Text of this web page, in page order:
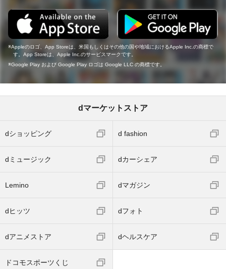
Appleのロゴ、App Storeは、米国もしくはその他の国や地域におけるApple Inc.の商標で
す。App Storeは、Apple Inc.のサービスマークです。
Google Play および Google Play ロゴは Google LLC の商標です。
dマーケットストア
dショッピング d fashion
dミュージック dカーシェア
Lemino dマガジン
dヒッツ dフォト
dアニメストア dヘルスケア
ドコモスポーツくじ